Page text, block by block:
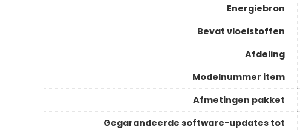
Energiebron
Bevat vloeistoffen
Afdeling
Modelnummer item
Afmetingen pakket
Gegarandeerde software-updates tot